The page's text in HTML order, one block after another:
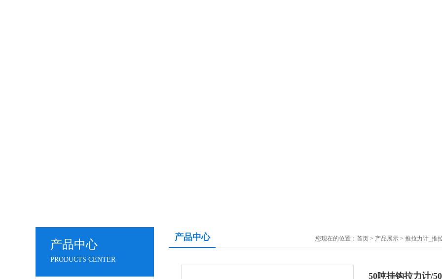
产品中心
PRODUCTS CENTER
产品中心 您现在的位置： 首页 > 产品展示 > 推拉力计_推
50吨挂钩拉力计/